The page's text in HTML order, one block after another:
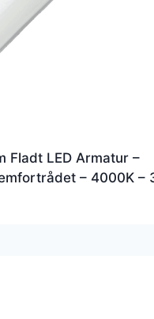
Fladt LED Armatur –
– 4000K –
– IP65